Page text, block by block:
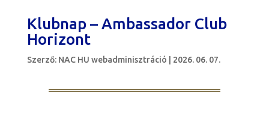
Klubnap – Ambassador Club
Horizont
Szerző: NAC HU webadminisztráció 2026. 06. 07.